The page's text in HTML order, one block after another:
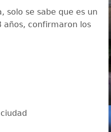
solo se sabe que es un
años, confirmaron los